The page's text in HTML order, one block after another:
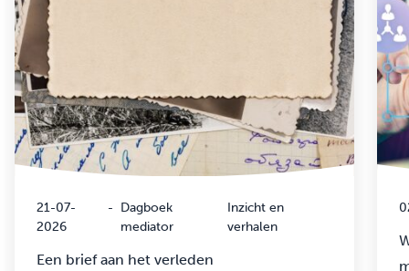
21-07-
2026
- Dagboek
mediator
Inzicht en
verhalen
Een brief aan het verleden